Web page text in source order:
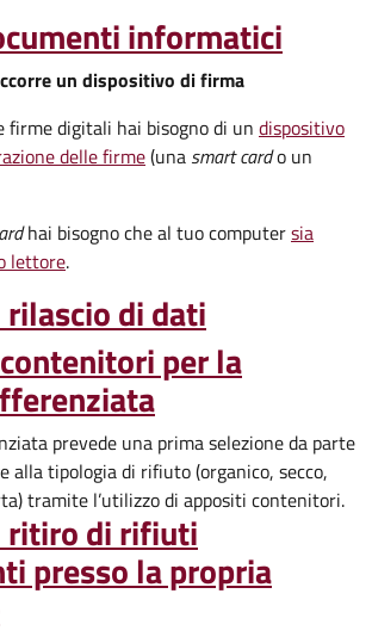
informatici
un dispositivo di firma
firme digitali hai bisogno di un dispositivo
delle firme(una smart cardo un
hai bisogno che al tuo computersia
lettore.
rilascio di dati
per la
prevede una prima selezione da parte
alla tipologia di rifiuto (organico, secco,
tramite l’utilizzo di appositi contenitori.
ritiro di rifiuti
presso la propria